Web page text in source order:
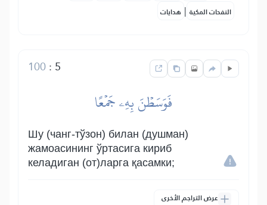
النفحات المكية | هدايات
5
:
100
فَوَسَطۡنَ بِهِۦ جَمۡعًا
Шу (чанг-тўзон) билан (душман)
жамоасининг ўртасига кириб
келадиган (от)ларга қасамки;
عرض التراجم الأخرى